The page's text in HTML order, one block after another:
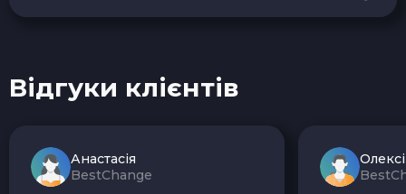
Відгуки клієнтів
Анастасія
BestChange